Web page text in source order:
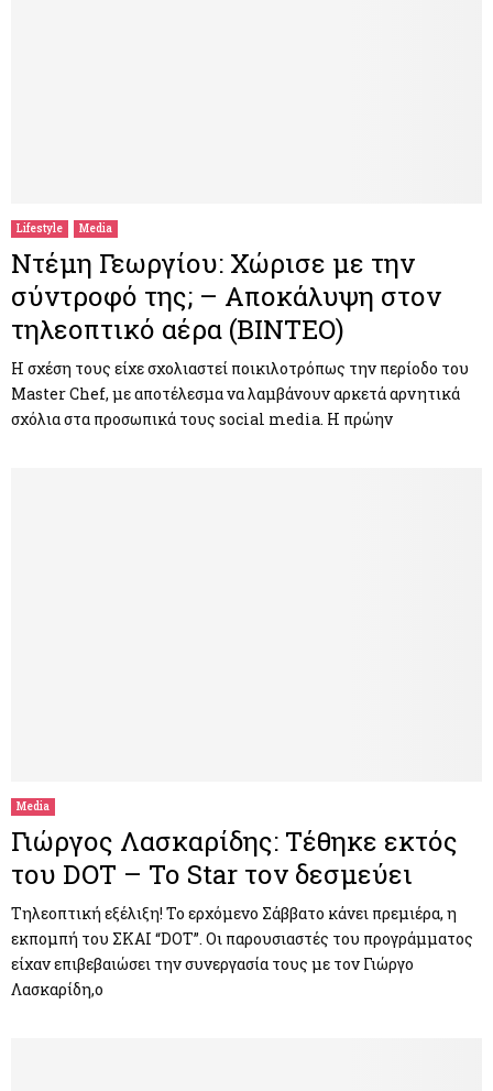
Lifestyle Media
Ντέμη Γεωργίου: Χώρισε με την
σύντροφό της; – Αποκάλυψη στον
τηλεοπτικό αέρα (ΒΙΝΤΕΟ)
Η σχέση τους είχε σχολιαστεί ποικιλοτρόπως την περίοδο του
Master Chef, με αποτέλεσμα να λαμβάνουν αρκετά αρνητικά
σχόλια στα προσωπικά τους social media. Η πρώην
Media
Γιώργος Λασκαρίδης: Τέθηκε εκτός
του DOT – Το Star τον δεσμεύει
Τηλεοπτική εξέλιξη! Το ερχόμενο Σάββατο κάνει πρεμιέρα, η
εκπομπή του ΣΚΑΙ “DOT”. Οι παρουσιαστές του προγράμματος
είχαν επιβεβαιώσει την συνεργασία τους με τον Γιώργο
Λασκαρίδη,ο